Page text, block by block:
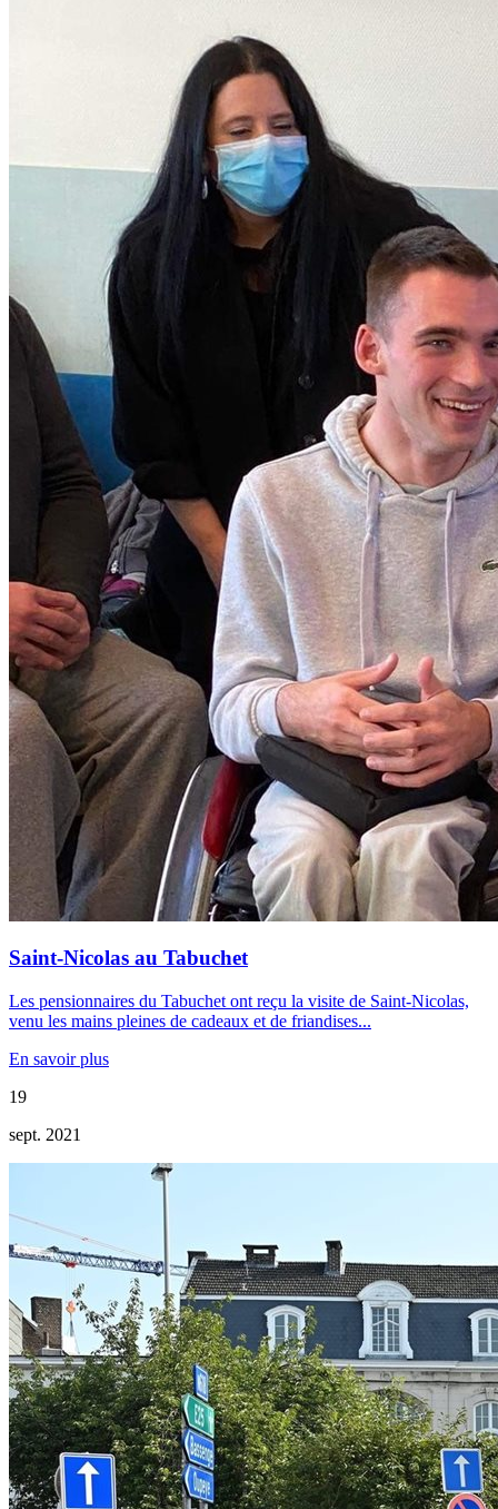
Saint-Nicolas au Tabuchet
Les pensionnaires du Tabuchet ont reçu la visite de Saint-Nicolas,
venu les mains pleines de cadeaux et de friandises...
En savoir plus
19
sept. 2021